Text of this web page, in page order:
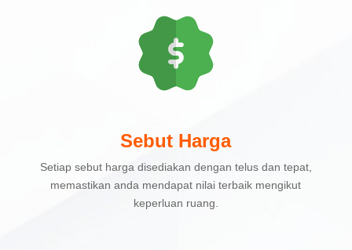
Sebut Harga
Setiap sebut harga disediakan dengan telus dan tepat,
memastikan anda mendapat nilai terbaik mengikut
keperluan ruang.